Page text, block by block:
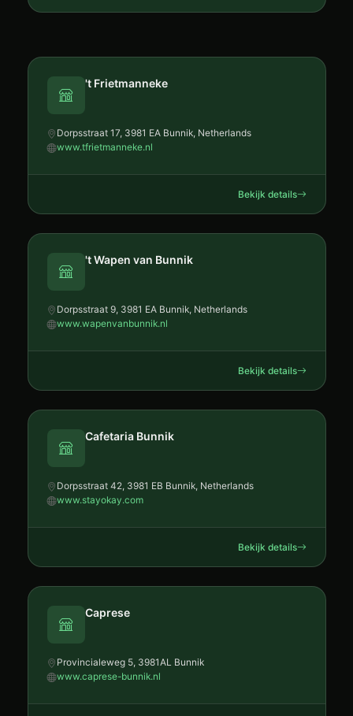
't Frietmanneke
Dorpsstraat 17, 3981 EA Bunnik, Netherlands
www.tfrietmanneke.nl
Bekijk details
't Wapen van Bunnik
Dorpsstraat 9, 3981 EA Bunnik, Netherlands
www.wapenvanbunnik.nl
Bekijk details
Cafetaria Bunnik
Dorpsstraat 42, 3981 EB Bunnik, Netherlands
www.stayokay.com
Bekijk details
Caprese
Provincialeweg 5, 3981AL Bunnik
www.caprese-bunnik.nl